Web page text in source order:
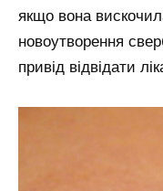
якщо вона
новоутворення
привід відвідати